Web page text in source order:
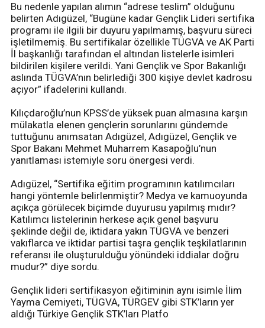
Bu nedenle yapılan alımın “adrese teslim” olduğunu
belirten Adıgüzel, “Bugüne kadar Gençlik Lideri sertifika
programı ile ilgili bir duyuru yapılmamış, başvuru süreci
işletilmemiş. Bu sertifikalar özellikle TÜGVA ve AK Parti
İl başkanlığı tarafından el altından listelerle isimleri
bildirilen kişilere verildi. Yani Gençlik ve Spor Bakanlığı
aslında TÜGVA’nın belirlediği 300 kişiye devlet kadrosu
açıyor” ifadelerini kullandı.
Kılıçdaroğlu’nun KPSS’de yüksek puan almasına karşın
mülakatla elenen gençlerin sorunlarını gündemde
tuttuğunu anımsatan Adıgüzel, Adıgüzel, Gençlik ve
Spor Bakanı Mehmet Muharrem Kasapoğlu’nun
yanıtlaması istemiyle soru önergesi verdi.
Adıgüzel, “Sertifika eğitim programının katılımcıları
hangi yöntemle belirlenmiştir? Medya ve kamuoyunda
açıkça görülecek biçimde duyurusu yapılmış mıdır?
Katılımcı listelerinin herkese açık genel başvuru
şeklinde değil de, iktidara yakın TÜGVA ve benzeri
vakıflarca ve iktidar partisi taşra gençlik teşkilatlarının
referansı ile oluşturulduğu yönündeki iddialar doğru
mudur?” diye sordu.
Gençlik lideri sertifikasyon eğitiminin aynı isimle İlim
Yayma Cemiyeti, TÜGVA, TÜRGEV gibi STK’ların yer
aldığı Türkiye Gençlik STK’ları Platfo